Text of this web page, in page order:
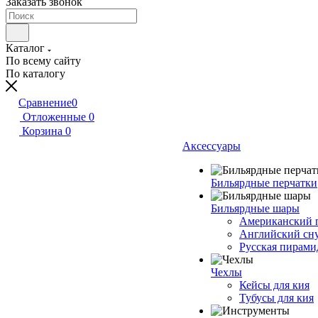
Каталог
По всему сайту
По каталогу
Сравнение0
Отложенные 0
Корзина 0
Аксессуары
Бильярдные перчатки
Бильярдные шары
Американский
Английский
Русская
Чехлы
Кейсы для кия
Тубусы для кия